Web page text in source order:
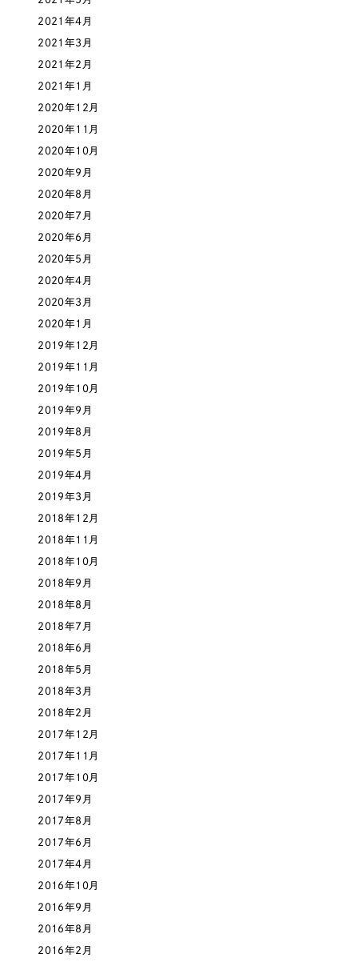
オレンジ・橙色
イエロー・黄色
グリーン・緑色
ブルー・青色
パープル・紫色
ピンク・桃色
2021年4月
2021年3月
2021年2月
2021年1月
2020年12月
2020年11月
2020年10月
2020年9月
2020年8月
2020年7月
2020年6月
2020年5月
2020年4月
2020年3月
2020年1月
2019年12月
2019年11月
2019年10月
2019年9月
2019年8月
2019年5月
2019年4月
2019年3月
2018年12月
2018年11月
2018年10月
2018年9月
2018年8月
2018年7月
2018年6月
2018年5月
2018年3月
2018年2月
2017年12月
2017年11月
2017年10月
2017年9月
2017年8月
2017年6月
2017年4月
2016年10月
2016年9月
2016年8月
2016年2月